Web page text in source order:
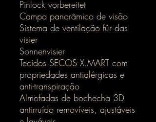
Pinlock vorbereitet
Campo panorâmico de visão
Sistema de ventilação für das
visier
Sonnenvisier
Tecidos SECOS X.MART com
propriedades antialérgicas e
anti-transpiração
Almofadas de bochecha 3D
antirruído removíveis, ajustáveis